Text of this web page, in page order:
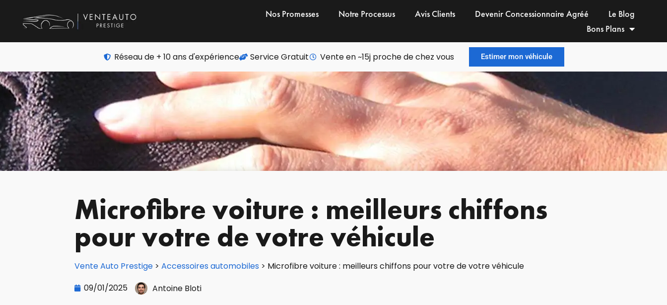
Nos Promesses Notre Processus Avis Clients Devenir Concessionnaire Agréé
Le Blog
Bons Plans
Réseau de + 10 ans d'expérience Service Gratuit Vente en ~15j proche de chez vous Estimer mon véhicule
Microfibre voiture : meilleurs chiffons
pour votre de votre véhicule
Vente Auto Prestige > Accessoires automobiles > Microfibre voiture : meilleurs chiffons pour votre de votre véhicule
09/01/2025
Antoine Bloti